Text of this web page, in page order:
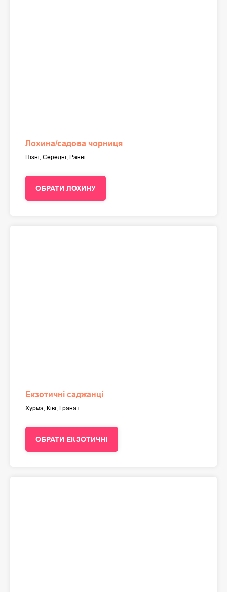
Лохина/садова чорниця
Пізні, Середні, Ранні
ОБРАТИ ЛОХИНУ
Екзотичні саджанці
Хурма, Ківі, Гранат
ОБРАТИ ЕКЗОТИЧНІ